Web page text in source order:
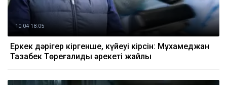
10.04 18:05
Еркек дәрігер кіргенше, күйеуі кірсін: Мұхамеджан
Тазабек Төреғалидың әрекеті жайлы